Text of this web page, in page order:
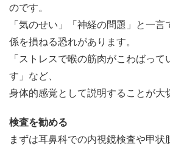
のです。
「気のせい」「神経の問題」と一
係を損ねる恐れがあります。
「ストレスで喉の筋肉がこわばって
す」など、
身体的感覚として説明することが大
検査を勧める
まずは耳鼻科での内視鏡検査や甲状